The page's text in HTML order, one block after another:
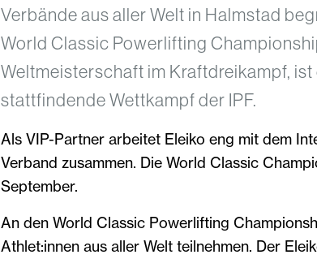
Verbände aus aller Welt in Halmstad
World Classic Powerlifting
Weltmeisterschaft im Kraftdreikampf,
stattfindende Wettkampf der IPF.
Als VIP-Partner arbeitet Eleiko eng mit dem
Verband zusammen. Die World Classic
September.
An den World Classic Powerlifting
Athlet:innen aus aller Welt teilnehmen. Der